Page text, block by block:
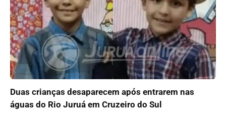
Duas crianças desaparecem após entrarem nas
águas do Rio Juruá em Cruzeiro do Sul